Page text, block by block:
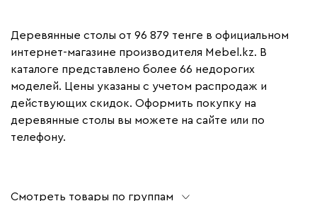
Деревянные столы от 96 879 тенге в официальном
интернет-магазине производителя Mebel.kz. В
каталоге представлено более 66 недорогих
моделей. Цены указаны с учетом распродаж и
действующих скидок. Оформить покупку на
деревянные столы вы можете на сайте или по
телефону.
Смотреть товары по группам